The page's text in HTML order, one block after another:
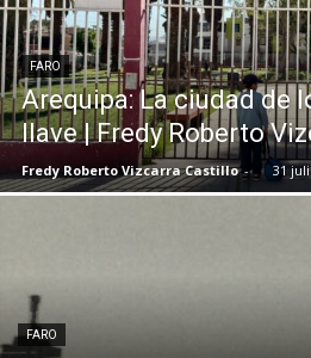
FARO
Arequipa: La ciudad de
llave | Fredy Roberto
Fredy Roberto Vizcarra Castillo - 31
FARO